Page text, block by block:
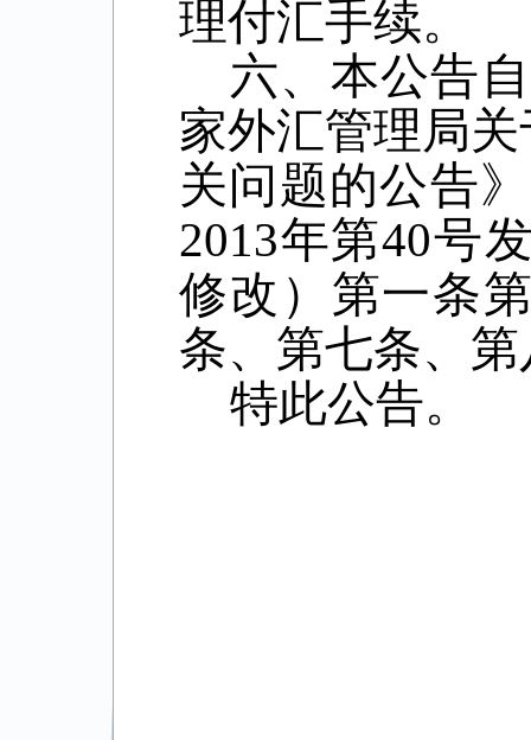
理付汇手续。
六、本公告
家外汇管理局
关问题的公告
2013年第40号
修改）第一条
条、第七条、
特此公告。